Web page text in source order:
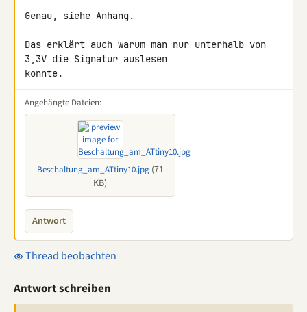
Genau, siehe Anhang.
Das erklärt auch warum man nur unterhalb von
3,3V die Signatur auslesen
konnte.
Angehängte Dateien:
Beschaltung_am_ATtiny10.jpg(71
KB)
Antwort
Thread beobachten
Antwort schreiben